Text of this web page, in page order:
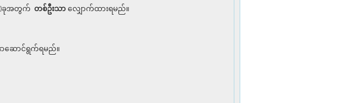
(၁)ခုအတွက်တစ်ဦးသာ လျှောက်ထားရမည်။
ဆောင်ရွက်ရမည်။